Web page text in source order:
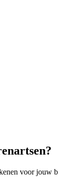
?
voor jouw